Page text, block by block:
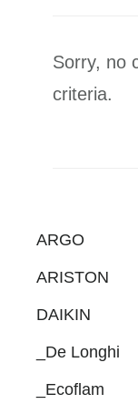
Sorry, no
criteria.
Primary
Sidebar
ARGO
ARISTON
DAIKIN
_De Longhi
_Ecoflam